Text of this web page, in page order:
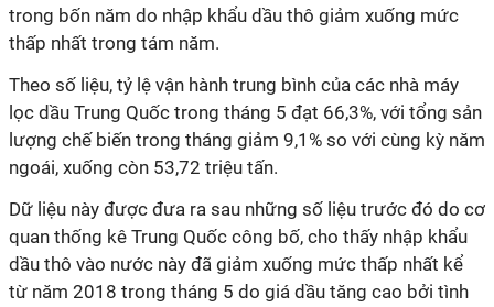
trong bốn năm do nhập khẩu dầu thô giảm xuống mức
thấp nhất trong tám năm.
Theo số liệu, tỷ lệ vận hành trung bình của các nhà máy
lọc dầu Trung Quốc trong tháng 5 đạt 66,3%, với tổng sản
lượng chế biến trong tháng giảm 9,1% so với cùng kỳ năm
ngoái, xuống còn 53,72 triệu tấn.
Dữ liệu này được đưa ra sau những số liệu trước đó do cơ
quan thống kê Trung Quốc công bố, cho thấy nhập khẩu
dầu thô vào nước này đã giảm xuống mức thấp nhất kể
từ năm 2018 trong tháng 5 do giá dầu tăng cao bởi tình